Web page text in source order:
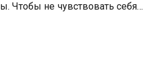
Чтобы не чувствовать себя
с кем-то